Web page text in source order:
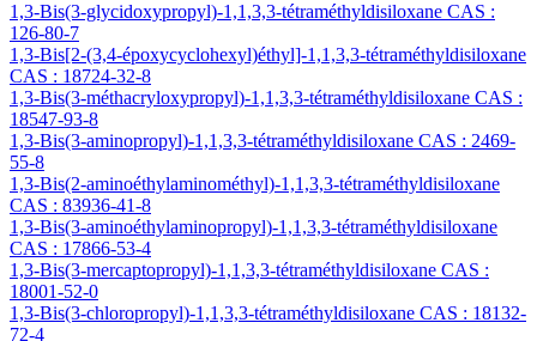
1,3-Bis(3-glycidoxypropyl)-1,1,3,3-tétraméthyldisiloxane CAS :
126-80-7
1,3-Bis[2-(3,4-époxycyclohexyl)éthyl]-1,1,3,3-tétraméthyldisiloxane
CAS : 18724-32-8
1,3-Bis(3-méthacryloxypropyl)-1,1,3,3-tétraméthyldisiloxane CAS :
18547-93-8
1,3-Bis(3-aminopropyl)-1,1,3,3-tétraméthyldisiloxane CAS : 2469-
55-8
1,3-Bis(2-aminoéthylaminométhyl)-1,1,3,3-tétraméthyldisiloxane
CAS : 83936-41-8
1,3-Bis(3-aminoéthylaminopropyl)-1,1,3,3-tétraméthyldisiloxane
CAS : 17866-53-4
1,3-Bis(3-mercaptopropyl)-1,1,3,3-tétraméthyldisiloxane CAS :
18001-52-0
1,3-Bis(3-chloropropyl)-1,1,3,3-tétraméthyldisiloxane CAS : 18132-
72-4